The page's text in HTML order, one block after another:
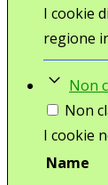
I cookie
regione
Non
Non
I cookie
Name